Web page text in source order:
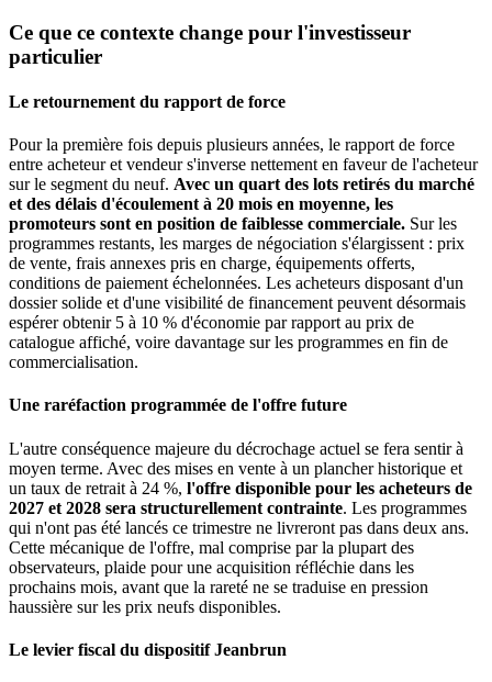
Ce que ce contexte change pour l'investisseur
particulier
Le retournement du rapport de force
Pour la première fois depuis plusieurs années, le rapport de force
entre acheteur et vendeur s'inverse nettement en faveur de l'acheteur
sur le segment du neuf. Avec un quart des lots retirés du marché
et des délais d'écoulement à 20 mois en moyenne, les
promoteurs sont en position de faiblesse commerciale. Sur les
programmes restants, les marges de négociation s'élargissent : prix
de vente, frais annexes pris en charge, équipements offerts,
conditions de paiement échelonnées. Les acheteurs disposant d'un
dossier solide et d'une visibilité de financement peuvent désormais
espérer obtenir 5 à 10 % d'économie par rapport au prix de
catalogue affiché, voire davantage sur les programmes en fin de
commercialisation.
Une raréfaction programmée de l'offre future
L'autre conséquence majeure du décrochage actuel se fera sentir à
moyen terme. Avec des mises en vente à un plancher historique et
un taux de retrait à 24 %, l'offre disponible pour les acheteurs de
2027 et 2028 sera structurellement contrainte. Les programmes
qui n'ont pas été lancés ce trimestre ne livreront pas dans deux ans.
Cette mécanique de l'offre, mal comprise par la plupart des
observateurs, plaide pour une acquisition réfléchie dans les
prochains mois, avant que la rareté ne se traduise en pression
haussière sur les prix neufs disponibles.
Le levier fiscal du dispositif Jeanbrun